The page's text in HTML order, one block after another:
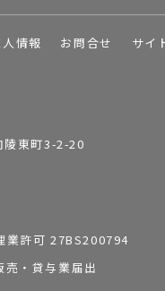
情報 お問合せ サイ
陵東町3-2-20
許可 27BS200794
・貸与業届出